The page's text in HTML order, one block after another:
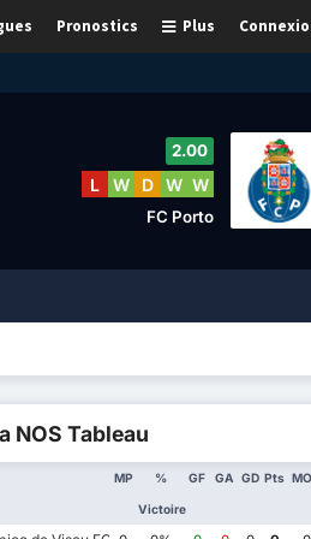
Plus
Pronostics
2.00
L W D W W
FC Porto
NOS Tableau
MP %
Victoire
GF GA GD Pts